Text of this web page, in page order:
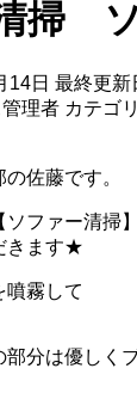
掃
14日 最終更新
理者 カテゴ
佐藤です。
ソファー清掃
きます★
噴霧して
部分は優しく